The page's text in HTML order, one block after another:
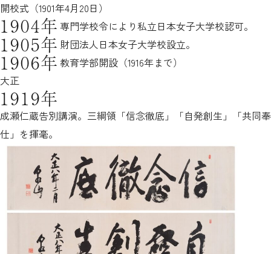
開校式（1901年4月20日）
1904年専門学校令により私立日本女子大学校認可。
1905年 財団法人日本女子大学校設立。
1906年 教育学部開設（1916年まで）
大正
1919年
成瀬仁蔵告別講演。三綱領「信念徹底」「自発創生」「共同奉
仕」を揮毫。